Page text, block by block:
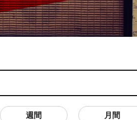
週間 月間